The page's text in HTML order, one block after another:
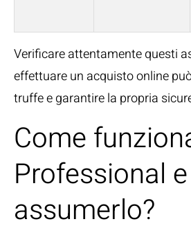
Verificare attentamente questi
effettuare un acquisto online
truffe e garantire la propria
Come
Professional
assumerlo?